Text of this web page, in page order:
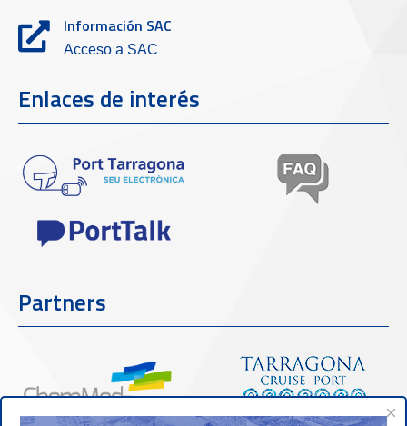
Información SAC
Acceso a SAC
Enlaces de interés
Partners
×